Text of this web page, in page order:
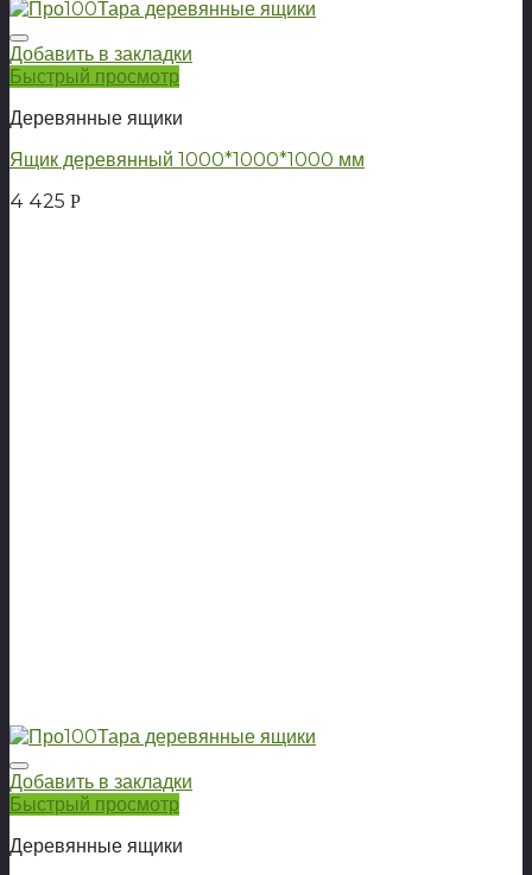
Добавить в закладки
Быстрый просмотр
Деревянные ящики
Ящик деревянный 1000*1000*1000 мм
4 425 Р
Добавить в закладки
Быстрый просмотр
Деревянные ящики